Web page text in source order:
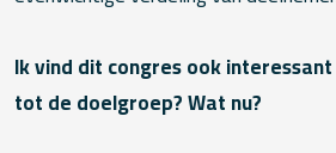
Ik vind dit congres ook
tot de doelgroep? Wat nu?